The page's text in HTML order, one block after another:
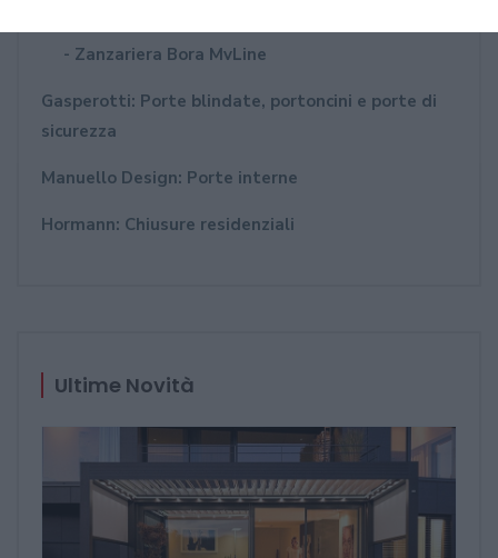
- Zanzariera Bora MvLine
Gasperotti: Porte blindate, portoncini e porte di
sicurezza
Manuello Design: Porte interne
Hormann: Chiusure residenziali
Ultime Novità